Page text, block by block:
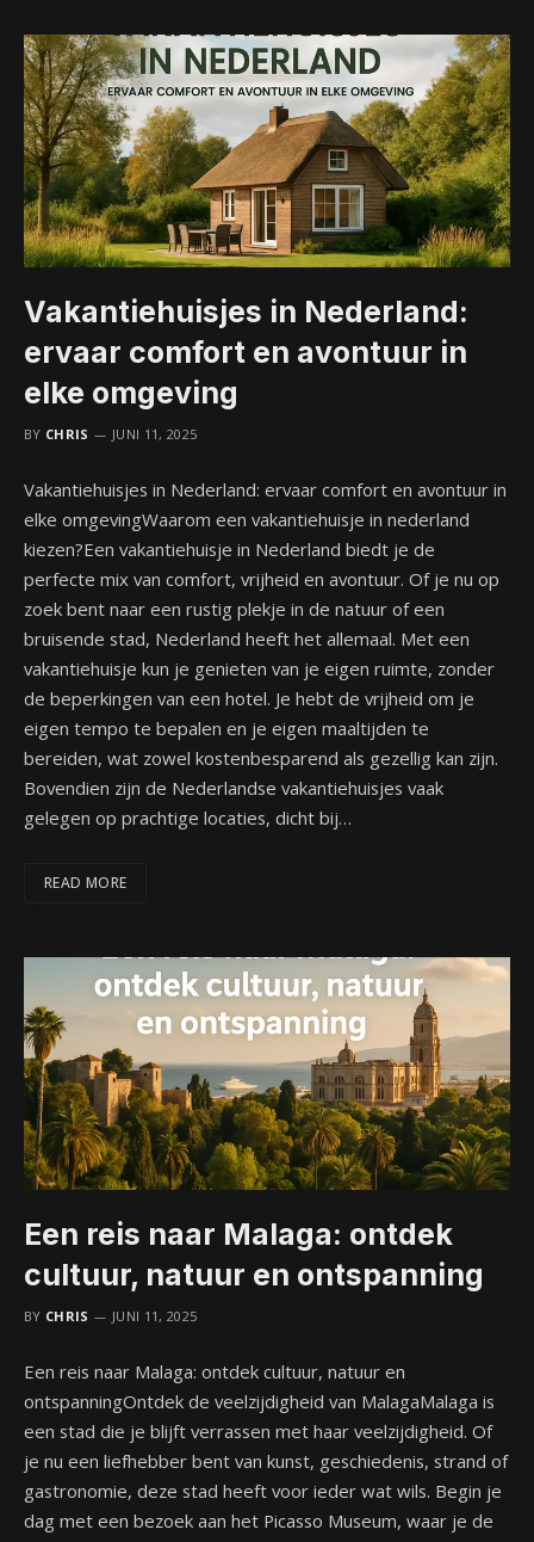
Vakantiehuisjes in Nederland:
ervaar comfort en avontuur in
elke omgeving
BY CHRIS JUNI 11, 2025
Vakantiehuisjes in Nederland: ervaar comfort en avontuur in
elke omgevingWaarom een vakantiehuisje in nederland
kiezen?Een vakantiehuisje in Nederland biedt je de
perfecte mix van comfort, vrijheid en avontuur. Of je nu op
zoek bent naar een rustig plekje in de natuur of een
bruisende stad, Nederland heeft het allemaal. Met een
vakantiehuisje kun je genieten van je eigen ruimte, zonder
de beperkingen van een hotel. Je hebt de vrijheid om je
eigen tempo te bepalen en je eigen maaltijden te
bereiden, wat zowel kostenbesparend als gezellig kan zijn.
Bovendien zijn de Nederlandse vakantiehuisjes vaak
gelegen op prachtige locaties, dicht bij…
READ MORE
Een reis naar Malaga: ontdek
cultuur, natuur en ontspanning
BY CHRIS JUNI 11, 2025
Een reis naar Malaga: ontdek cultuur, natuur en
ontspanningOntdek de veelzijdigheid van MalagaMalaga is
een stad die je blijft verrassen met haar veelzijdigheid. Of
je nu een liefhebber bent van kunst, geschiedenis, strand of
gastronomie, deze stad heeft voor ieder wat wils. Begin je
dag met een bezoek aan het Picasso Museum, waar je de